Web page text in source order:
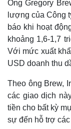
Ông Gregory
lượng của Công
báo khi hoạt
khoảng 1,6-1,7
Với mức xuất
USD doanh thu
Theo ông Brew,
các giao dịch
tiền cho bất kỳ
sự đến hỗ trợ